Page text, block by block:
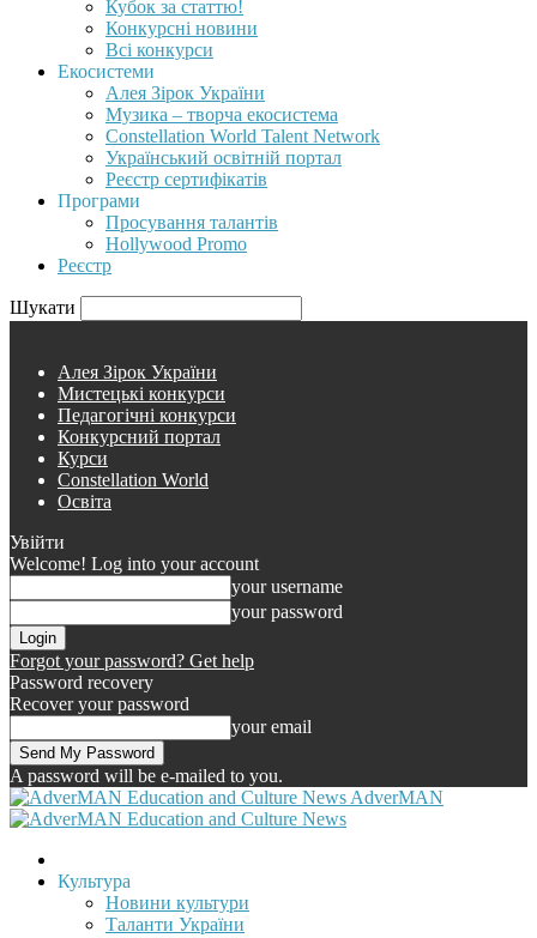
Кубок за статтю!
Конкурсні новини
Всі конкурси
Екосистеми
Алея Зірок України
Музика – творча екосистема
Constellation World Talent Network
Український освітній портал
Реєстр сертифікатів
Програми
Просування талантів
Hollywood Promo
Реєстр
Шукати
Алея Зірок України
Мистецькі конкурси
Педагогічні конкурси
Конкурсний портал
Курси
Constellation World
Освіта
Увійти
Welcome! Log into your account
your username
your password
Forgot your password? Get help
Password recovery
Recover your password
your email
A password will be e-mailed to you.
AdverMAN
Культура
Новини культури
Таланти України